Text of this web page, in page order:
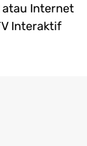
atau Internet
Interaktif